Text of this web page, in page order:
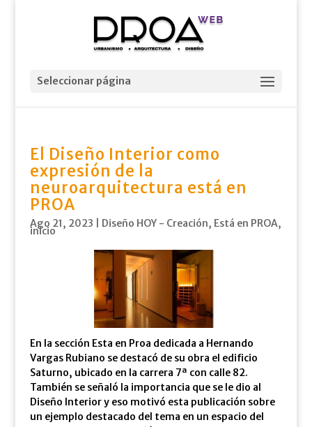
Seleccionar página
El Diseño Interior como
expresión de la
neuroarquitectura está en
PROA
Ago 21, 2023 Diseño HOY - Creación, Está en PROA,
inicio
En la sección Esta en Proa dedicada a Hernando
Vargas Rubiano se destacó de su obra el edificio
Saturno, ubicado en la carrera 7ª con calle 82.
También se señaló la importancia que se le dio al
Diseño Interior y eso motivó esta publicación sobre
un ejemplo destacado del tema en un espacio del